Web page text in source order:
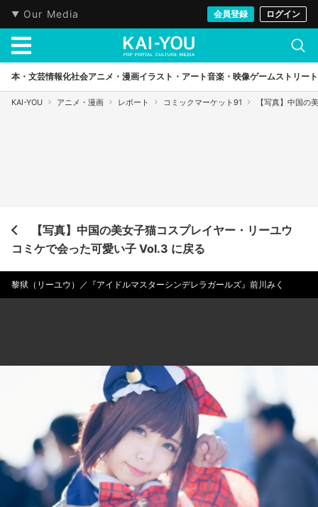
Our Media 会員登録 ログイン
本・文芸情報化社会アニメ・漫画イラスト・アート音楽・映像ゲームストリート
KAI-YOU アニメ・漫画 レポート コミックマーケット91 【写真】中国
【写真】中国の美女子猫コスプレイヤー・リーユウ
コミケで会った可愛い子 Vol.3 に戻る
黎狱（リーユウ）／『アイドルマスターシンデレラガールズ』前川みく